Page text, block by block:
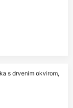
s drvenim okvirom,